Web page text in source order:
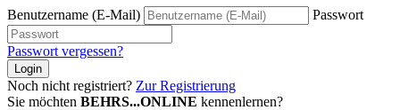
Benutzername (E-Mail) Passwort
Passwort vergessen?
Login
Noch nicht registriert? Zur Registrierung
Sie möchten BEHRS...ONLINE kennenlernen?